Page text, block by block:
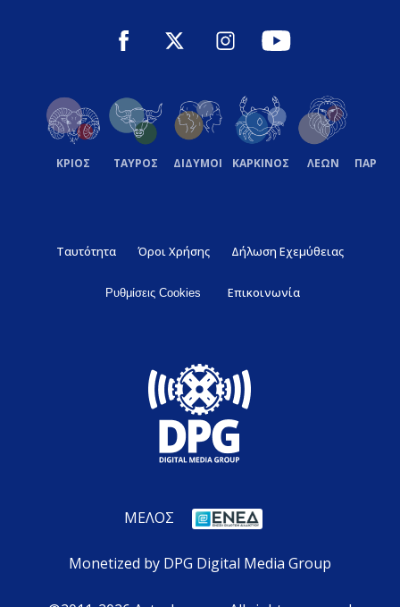
ΚΡΙΟΣ ΤΑΥΡΟΣ ΔΙΔΥΜΟΙ ΚΑΡΚΙΝΟΣ ΛΕΩΝ
Ταυτότητα Όροι Χρήσης Δήλωση Εχεμύθειας
Ρυθμίσεις Cookies Επικοινωνία
ΜΕΛΟΣ
Monetized by DPG Digital Media Group